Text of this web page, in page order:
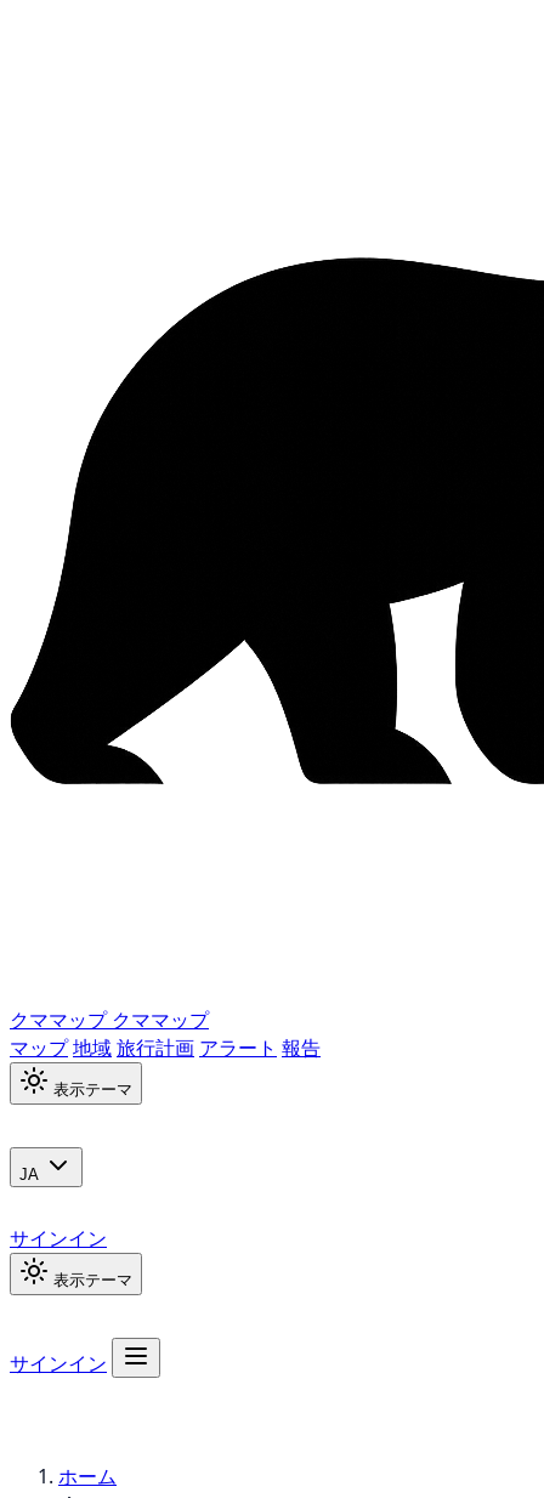
クママップ クママップ
マップ地域旅行計画 アラート 報告
表示テーマ
JA
サインイン
表示テーマ
サインイン
ホーム